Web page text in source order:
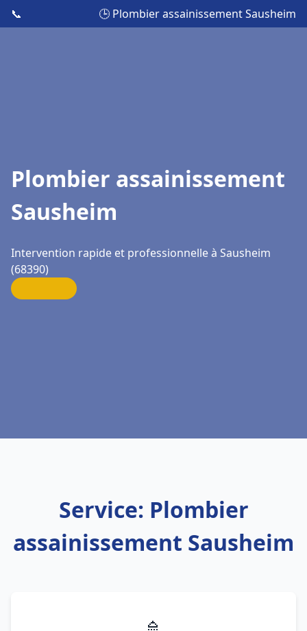
📞 🕒 Plombier assainissement Sausheim
Plombier assainissement
Sausheim
Intervention rapide et professionnelle à Sausheim
(68390)
Service: Plombier
assainissement Sausheim